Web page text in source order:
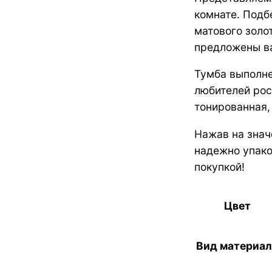
комнате.
матового
предложены
Тумба
любителей
Нажав на
надежно
покупкой!
Цвет
Вид